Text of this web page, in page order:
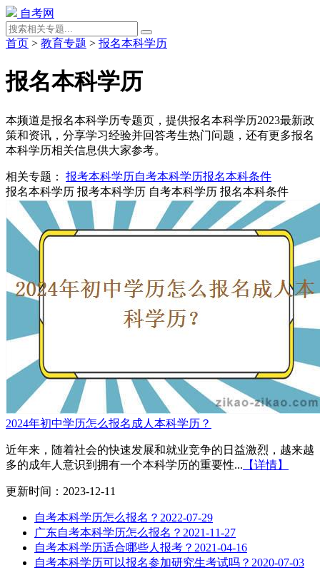
自考网
首页 > 教育专题 > 报名本科学历
报名本科学历
本频道是报名本科学历专题页，提供报名本科学历2023最新政
策和资讯，分享学习经验并回答考生热门问题，还有更多报名
本科学历相关信息供大家参考。
相关专题： 报考本科学历自考本科学历报名本科条件
报名本科学历 报考本科学历 自考本科学历 报名本科条件
2024年初中学历怎么报名成人本科学历？
近年来，随着社会的快速发展和就业竞争的日益激烈，越来越
多的成年人意识到拥有一个本科学历的重要性... 【详情】
更新时间：2023-12-11
自考本科学历怎么报名？ 2022-07-29
广东自考本科学历怎么报名？ 2021-11-27
自考本科学历适合哪些人报考？ 2021-04-16
自考本科学历可以报名参加研究生考试吗？ 2020-07-03